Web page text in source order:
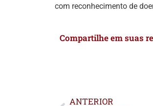
com reconhecimento de
Compartilhe em suas
ANTERIOR